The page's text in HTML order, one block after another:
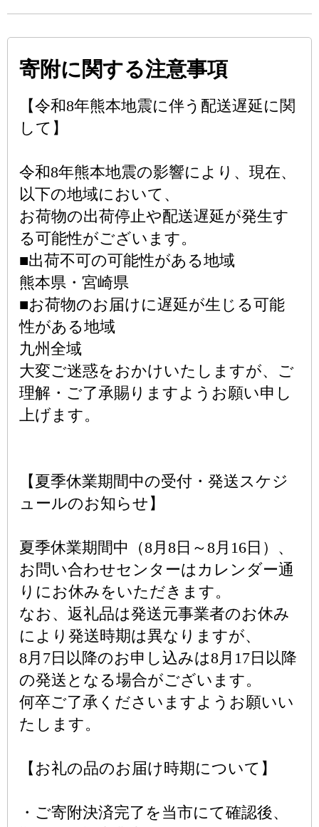
寄附に関する注意事項
【令和8年熊本地震に伴う配送遅延に関
して】
令和8年熊本地震の影響により、現在、
以下の地域において、
お荷物の出荷停止や配送遅延が発生す
る可能性がございます。
■出荷不可の可能性がある地域
熊本県・宮崎県
■お荷物のお届けに遅延が生じる可能
性がある地域
九州全域
大変ご迷惑をおかけいたしますが、ご
理解・ご了承賜りますようお願い申し
上げます。
【夏季休業期間中の受付・発送スケジ
ュールのお知らせ】
夏季休業期間中（8月8日～8月16日）、
お問い合わせセンターはカレンダー通
りにお休みをいただきます。
なお、返礼品は発送元事業者のお休み
により発送時期は異なりますが、
8月7日以降のお申し込みは8月17日以降
の発送となる場合がございます。
何卒ご了承くださいますようお願いい
たします。
【お礼の品のお届け時期について】
・ご寄附決済完了を当市にて確認後、